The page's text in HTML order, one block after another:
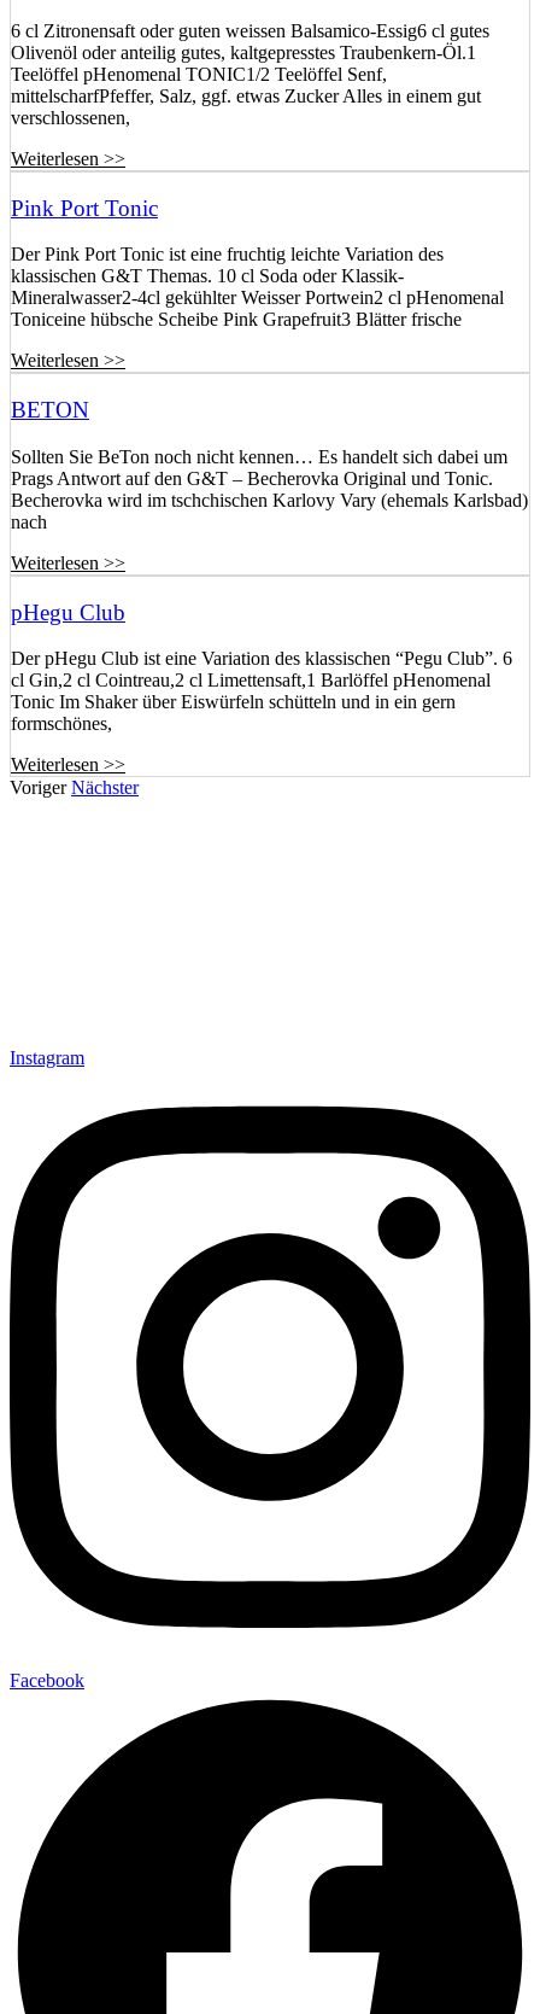
6 cl Zitronensaft oder guten weissen Balsamico-Essig6 cl gutes
Olivenöl oder anteilig gutes, kaltgepresstes Traubenkern-Öl.1
Teelöffel pHenomenal TONIC1/2 Teelöffel Senf,
mittelscharfPfeffer, Salz, ggf. etwas Zucker Alles in einem gut
verschlossenen,
Weiterlesen >>
Pink Port Tonic
Der Pink Port Tonic ist eine fruchtig leichte Variation des
klassischen G&T Themas. 10 cl Soda oder Klassik-
Mineralwasser2-4cl gekühlter Weisser Portwein2 cl pHenomenal
Toniceine hübsche Scheibe Pink Grapefruit3 Blätter frische
Weiterlesen >>
BETON
Sollten Sie BeTon noch nicht kennen… Es handelt sich dabei um
Prags Antwort auf den G&T – Becherovka Original und Tonic.
Becherovka wird im tschchischen Karlovy Vary (ehemals Karlsbad)
nach
Weiterlesen >>
pHegu Club
Der pHegu Club ist eine Variation des klassischen “Pegu Club”. 6
cl Gin,2 cl Cointreau,2 cl Limettensaft,1 Barlöffel pHenomenal
Tonic Im Shaker über Eiswürfeln schütteln und in ein gern
formschönes,
Weiterlesen >>
Voriger Nächster
Instagram
Facebook